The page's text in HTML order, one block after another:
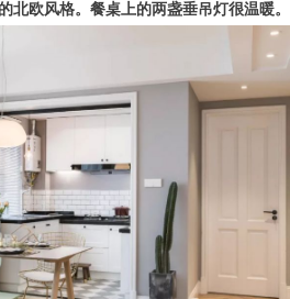
北欧风格。餐桌上的两盏垂吊灯很温暖。